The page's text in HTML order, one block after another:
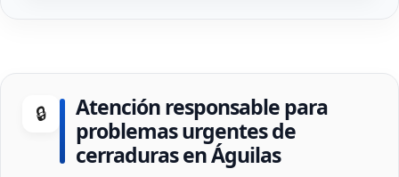
🔒
Atención responsable para
problemas urgentes de
cerraduras en Águilas